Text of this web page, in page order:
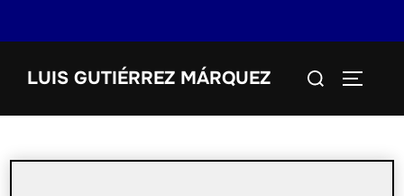
LUIS GUTIÉRREZ MÁRQUEZ Buscar: